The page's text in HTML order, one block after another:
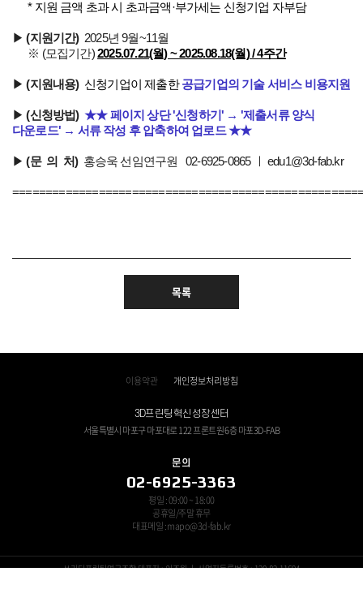
* 지원 금액 초과 시 초과금액·부가세는 신청기업 자부담
▶(지원기간)2025년9월~11월
※ (모집기간)2025.07.21(월) ~ 2025.08.18(월) / 4주간
▶(지원내용) 신청기업이 제출한공급기업의 기술 서비스 비용지원
▶(신청방법) ★★ 페이지상단 '신청하기' → '제출서류 양식
다운로드' → 서류 작성 후 압축하여 업로드★★
▶(문 의 처)홍승욱 선임연구원 02-6925-0865 ㅣ edu1@3d-fab.kr
목록
이용약관 개인정보처리방침
3D프린팅혁신성장센터
서울특별시 마포구 마포대로 122 프론트원 6층 마포3D-FAB
문의
02-6925-3363
평일 : 09:00 ~ 18:00
공휴일/주말 휴무
대표메일 : mapo@3d-fab.kr
쓰리디프린팅연구조합 대표자 : 이조원 ㅣ 사업자등록번호 : 120-82-11694